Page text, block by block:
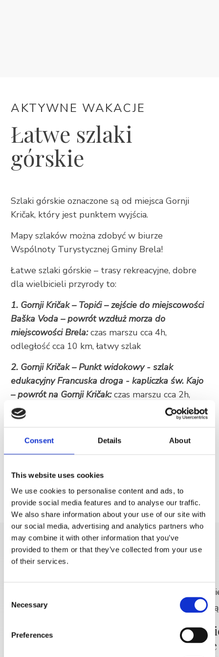
Consent Details About
This website uses cookies
We use cookies to personalise content and ads, to
provide social media features and to analyse our traffic.
We also share information about your use of our site with
our social media, advertising and analytics partners who
may combine it with other information that you’ve
provided to them or that they’ve collected from your use
of their services.
Selection
Necessary
Preferences
PL
Trg Alojzija Stepinca 10, 21322 Brela
+385 21 618 455
+385 21 618 337
info@brela.hr
Call us
Contact us
FOLLOW US
AKTYWNE WAKACJE
Łatwe szlaki
górskie
Szlaki górskie oznaczone są od miejsca Gornji
Kričak, który jest punktem wyjścia.
Mapy szlaków można zdobyć w biurze
Wspólnoty Turystycznej Gminy Brela!
Łatwe szlaki górskie – trasy rekreacyjne, dobre
dla wielbicieli przyrody to:
1. Gornji Kričak – Topići – zejście do miejscowości
Baška Voda – powrót wzdłuż morza do
miejscowości Brela:czas marszu cca 4h,
odległość cca 10 km, łatwy szlak
2. Gornji Kričak – Punkt widokowy -szlak
edukacyjny Francuska droga -kapliczka św. Kajo
– powrót na Gornji Kričak:czas marszu cca 2h,
odległość cca 4 km, łatwy szlak
Nevistina stina – kościółek św. Nikola – powrót
Gornji Kričak:czas marszu cca 4h, odległość cca 6
km, łatwy szlak
DISCOVER MORE
darmowo
🚣
–